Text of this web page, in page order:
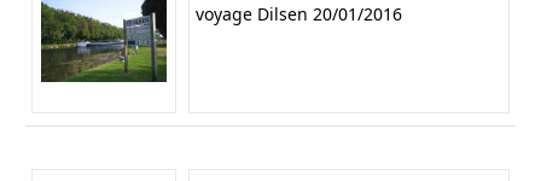
voyage Dilsen 20/01/2016